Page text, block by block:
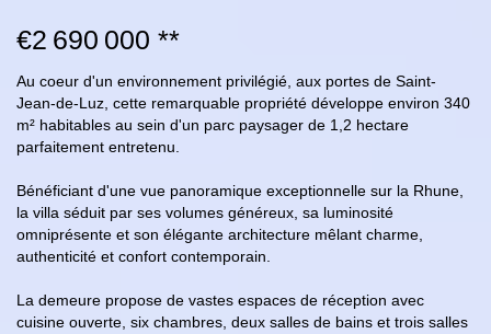
€2 690 000 **
Au coeur d'un environnement privilégié, aux portes de Saint-
Jean-de-Luz, cette remarquable propriété développe environ 340
m² habitables au sein d'un parc paysager de 1,2 hectare
parfaitement entretenu.
Bénéficiant d'une vue panoramique exceptionnelle sur la Rhune,
la villa séduit par ses volumes généreux, sa luminosité
omniprésente et son élégante architecture mêlant charme,
authenticité et confort contemporain.
La demeure propose de vastes espaces de réception avec
cuisine ouverte, six chambres, deux salles de bains et trois salles